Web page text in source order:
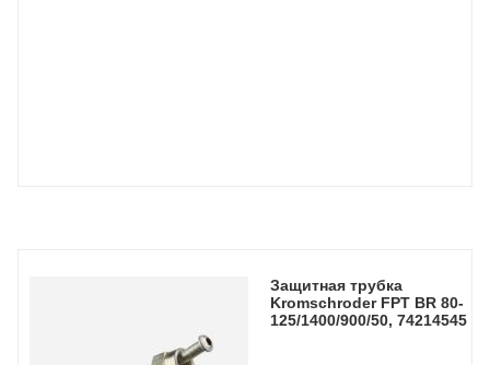
Защитная трубка
Kromschroder FPT BR 80-
125/1400/900/50, 74214545